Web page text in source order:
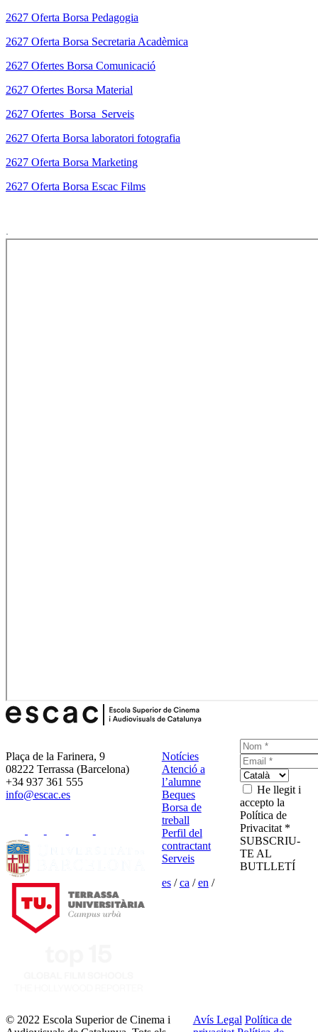
2627 Oferta Borsa Pedagogia
2627 Oferta Borsa Secretaria Acadèmica
2627 Ofertes Borsa Comunicació
2627 Ofertes Borsa Material
2627 Ofertes_Borsa_Serveis
2627 Oferta Borsa laboratori fotografia
2627 Oferta Borsa Marketing
2627 Oferta Borsa Escac Films
Plaça de la Farinera, 9
08222 Terrassa (Barcelona)
+34 937 361 555
info@escac.es
Notícies
Atenció a
l’alumne
Beques
Borsa de
treball
Perfil del
contractant
Serveis
es/ca /en /
He llegit i
accepto la
Política de
Privacitat *
SUBSCRIU-
TE AL
BUTLLETÍ
© 2022 Escola Superior de Cinema i
Avís Legal Política de